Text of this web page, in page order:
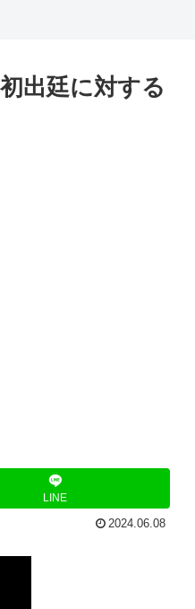
出廷に対する
LINE
2024.06.08